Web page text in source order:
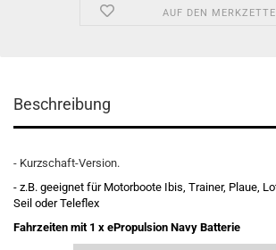
AUF DEN
Beschreibung
- Kurzschaft-Version.
- z.B. geeignet für Motorboote Ibis, Trainer, Plaue,
Seil oder Teleflex
Fahrzeiten mit 1 x ePropulsion Navy Batterie